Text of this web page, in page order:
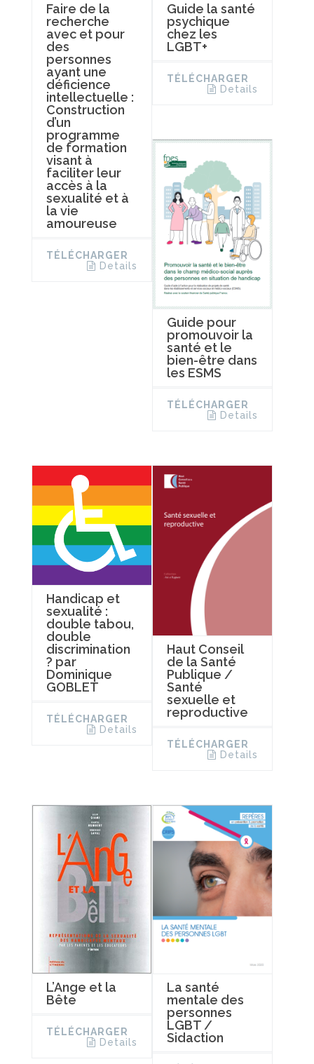
Faire de la
recherche
avec et pour
des
personnes
ayant une
déficience
intellectuelle :
Construction
d’un
programme
de formation
visant à
faciliter leur
accès à la
sexualité et à
la vie
amoureuse
TÉLÉCHARGER
Details
Guide la santé
psychique
chez les
LGBT+
TÉLÉCHARGER
Details
Guide pour
promouvoir la
santé et le
bien-être dans
les ESMS
TÉLÉCHARGER
Details
Handicap et
sexualité :
double tabou,
double
discrimination
? par
Dominique
GOBLET
TÉLÉCHARGER
Details
Haut Conseil
de la Santé
Publique /
Santé
sexuelle et
reproductive
TÉLÉCHARGER
Details
L’Ange et la
Bête
TÉLÉCHARGER
Details
La santé
mentale des
personnes
LGBT /
Sidaction